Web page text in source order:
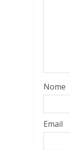
Nome
Email